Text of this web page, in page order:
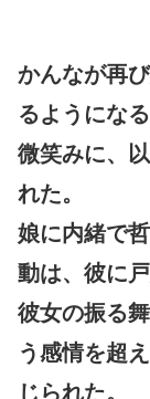
かんなが再
るようにな
微笑みに、
れた。
娘に内緒で
動は、彼に
彼女の振る
う感情を超
じられた。